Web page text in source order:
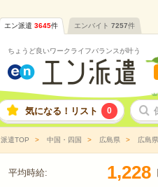
エン派遣 3645件 エンバイト 7257件
ちょうど良いワークライフバランスが叶う
気になる！リスト 0
派遣TOP 中国・四国 広島県 広島
平均時給: 1,228